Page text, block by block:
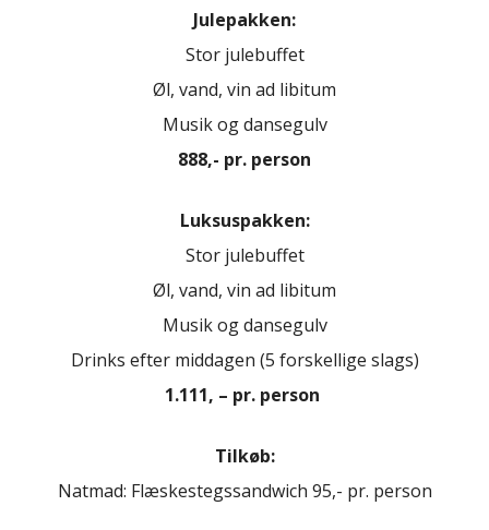
Julepakken:
Stor julebuffet
Øl, vand, vin ad libitum
Musik og dansegulv
888,- pr. person
Luksuspakken:
Stor julebuffet
Øl, vand, vin ad libitum
Musik og dansegulv
Drinks efter middagen (5 forskellige slags)
1.111, – pr. person
Tilkøb:
Natmad: Flæskestegssandwich 95,- pr. person